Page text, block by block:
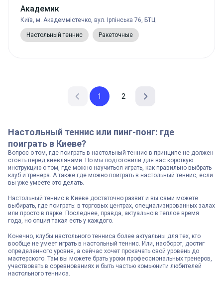
Академик
Київ, м. Академмістечко, вул. Ірпінська 76, БТЦ
Настольный теннис Ракеточные
1 2
Настольный теннис или пинг-понг: где
поиграть в Киеве?
Вопрос о том, где поиграть в настольный теннис в принципе не должен
стоять перед киевлянами. Но мы подготовили для вас короткую
инструкцию о том, где можно научиться играть, как правильно выбрать
клуб и тренера. А также где можно поиграть в настольный теннис, если
вы уже умеете это делать.
Настольный теннис в Киеве достаточно развит и вы сами можете
выбирать, где поиграть: в торговых центрах, специализированных залах
или просто в парке. Последнее, правда, актуально в теплое время
года, но опция такая есть у каждого.
Конечно, клубы настольного тенниса более актуальны для тех, кто
вообще не умеет играть в настольный теннис. Или, наоборот, достиг
определенного уровня, а сейчас хочет прокачать свой уровень до
мастерского. Там вы можете брать уроки профессиональных тренеров,
участвовать в соревнованиях и быть частью комьюнити любителей
настольного тенниса.